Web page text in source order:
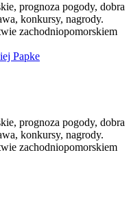
prognoza pogody, dobra
konkursy, nagrody.
zachodniopomorskiem
Papke
prognoza pogody, dobra
konkursy, nagrody.
zachodniopomorskiem